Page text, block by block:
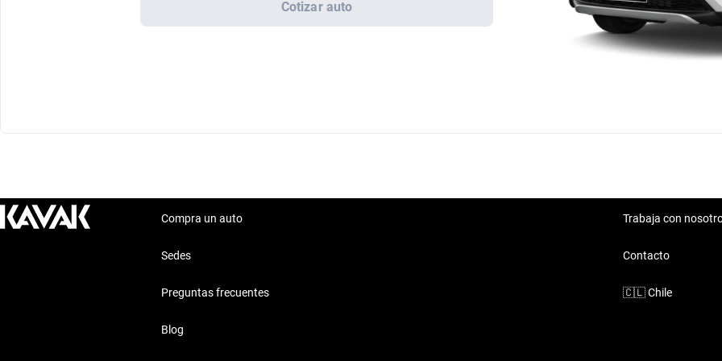
Cotizar auto
Compra un auto
Sedes
Preguntas frecuentes
Blog
Trabaja con
Contacto
🇨🇱Chile